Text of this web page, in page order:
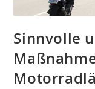
Sinnvolle